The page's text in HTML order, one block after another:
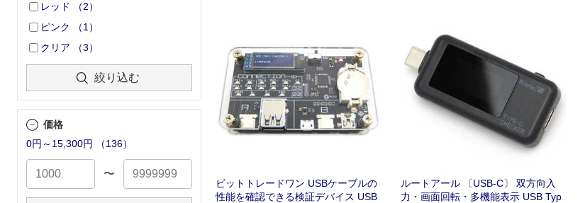
レッド
（2）
ピンク
（1 ）
クリア
（3）
絞り込む
価格
0円～15,300円
（136）
〜
ビットトレードワン USBケーブルの
性能を確認できる検証デバイス USB
ルートアール 〔USB-C〕 双方向入
力・画面回転・多機能表示 USB Typ